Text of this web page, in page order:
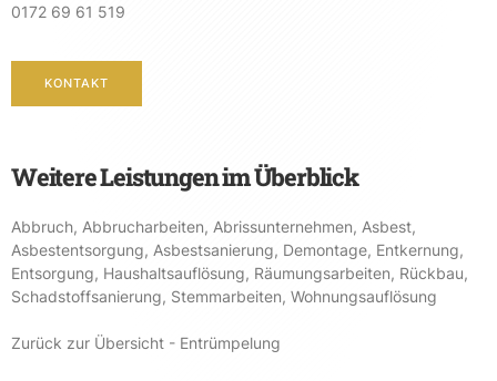
0172 69 61 519
KONTAKT
Weitere Leistungen im Überblick
Abbruch, Abbrucharbeiten, Abrissunternehmen, Asbest,
Asbestentsorgung, Asbestsanierung, Demontage, Entkernung,
Entsorgung, Haushaltsauflösung, Räumungsarbeiten, Rückbau,
Schadstoffsanierung, Stemmarbeiten, Wohnungsauflösung
Zurück zur Übersicht - Entrümpelung